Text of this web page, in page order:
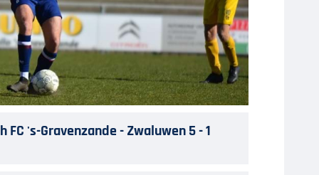
's-Gravenzande - Zwaluwen 5 - 1